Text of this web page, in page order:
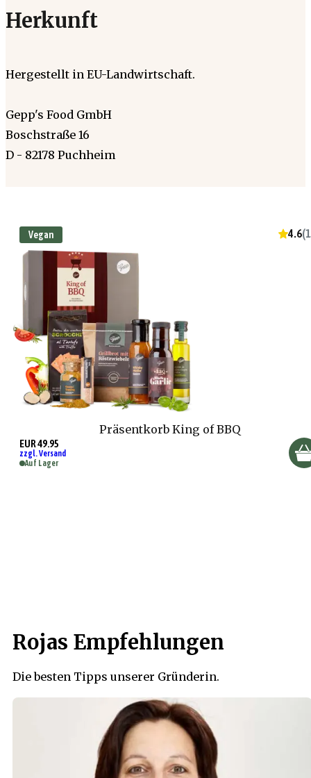
Herkunft
Hergestellt in EU-Landwirtschaft.
Gepp's Food GmbH
Boschstraße 16
D - 82178 Puchheim
Vegan 4.6(
Präsentkorb King of BBQ
EUR 49.95
zzgl. Versand
Auf Lager
Rojas Empfehlungen
Die besten Tipps unserer Gründerin.